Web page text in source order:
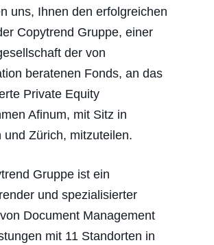
uns, Ihnen den erfolgreichen
Copytrend Gruppe, einer
der von
beratenen Fonds, an das
Private Equity
Afinum, mit Sitz in
und Zürich, mitzuteilen.
Gruppe ist ein
und spezialisierter
Document Management
mit 11 Standorten in